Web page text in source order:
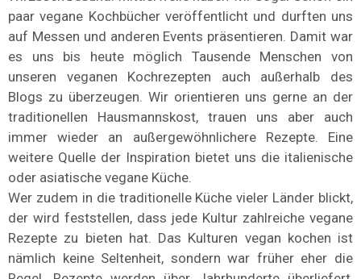
paar vegane Kochbücher veröffentlicht und durften uns
auf Messen und anderen Events präsentieren. Damit war
es uns bis heute möglich Tausende Menschen von
unseren veganen Kochrezepten auch außerhalb des
Blogs zu überzeugen. Wir orientieren uns gerne an der
traditionellen Hausmannskost, trauen uns aber auch
immer wieder an außergewöhnlichere Rezepte. Eine
weitere Quelle der Inspiration bietet uns die italienische
oder asiatische vegane Küche.
Wer zudem in die traditionelle Küche vieler Länder blickt,
der wird feststellen, dass jede Kultur zahlreiche vegane
Rezepte zu bieten hat. Das Kulturen vegan kochen ist
nämlich keine Seltenheit, sondern war früher eher die